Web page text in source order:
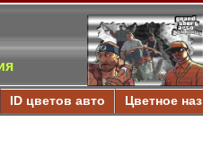
ID цветов авто Цветное